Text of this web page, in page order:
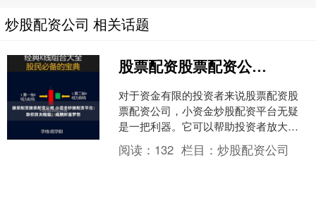
炒股配资公司 相关话题
股票配资股票配资公司 小资金炒股配资平台：助你放大收益，成就财富梦想
对于资金有限的投资者来说股票配资股
票配资公司，小资金炒股配资平台无疑
是一把利器。它可以帮助投资者放大收
益，实现财富梦想。 1. 配资平台介绍：
提供各种股票配资平....
阅读： 132 栏目：炒股配资公司